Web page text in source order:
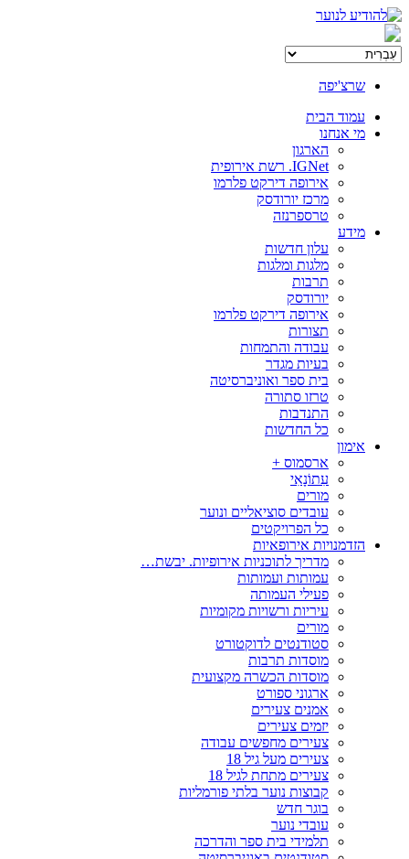
שרצ'יפה
עמוד הבית
מי אנחנו
הארגון
IGNet. רשת אירופית
אירופה דירקט פלרמו
מרכז יורודסק
טרספרנזה
מידע
עלון חדשות
מלגות ומלגות
תרבות
יורודסק
אירופה דירקט פלרמו
תצורות
עבודה והתמחות
בעיות מגדר
בית ספר ואוניברסיטה
טרזו סתורה
התנדבות
כל החדשות
אימון
ארסמוס +
עִתוֹנָאִי
מורים
עובדים סוציאליים ונוער
כל הפרויקטים
הזדמנויות אירופאיות
מדריך לתוכניות אירופיות. יבשת…
עמותות ועמותות
פעילי העמותה
עיריות ורשויות מקומיות
מורים
סטודנטים לדוקטורט
מוסדות תרבות
מוסדות הכשרה מקצועית
ארגוני ספורט
אמנים צעירים
יזמים צעירים
צעירים מחפשים עבודה
צעירים מעל גיל 18
צעירים מתחת לגיל 18
קבוצות נוער בלתי פורמליות
בוגר חדש
עובדי נוער
תלמידי בית ספר והדרכה